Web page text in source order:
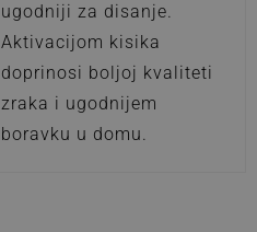
ugodniji za disanje.
Aktivacijom kisika
doprinosi boljoj kvaliteti
zraka i ugodnijem
boravku u domu.